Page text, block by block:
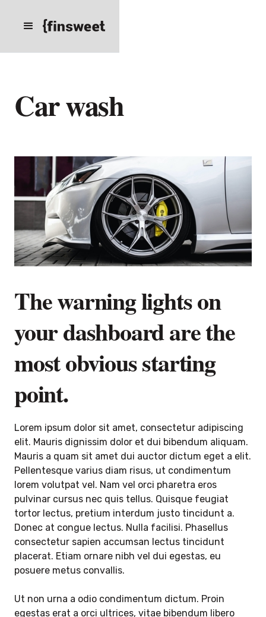
Car wash
The warning lights on
your dashboard are the
most obvious starting
point.
Lorem ipsum dolor sit amet, consectetur adipiscing
elit. Mauris dignissim dolor et dui bibendum aliquam.
Mauris a quam sit amet dui auctor dictum eget a elit.
Pellentesque varius diam risus, ut condimentum
lorem volutpat vel. Nam vel orci pharetra eros
pulvinar cursus nec quis tellus. Quisque feugiat
tortor lectus, pretium interdum justo tincidunt a.
Donec at congue lectus. Nulla facilisi. Phasellus
consectetur sapien accumsan lectus tincidunt
placerat. Etiam ornare nibh vel dui egestas, eu
posuere metus convallis.
Ut non urna a odio condimentum dictum. Proin
egestas erat a orci ultrices, vitae bibendum libero